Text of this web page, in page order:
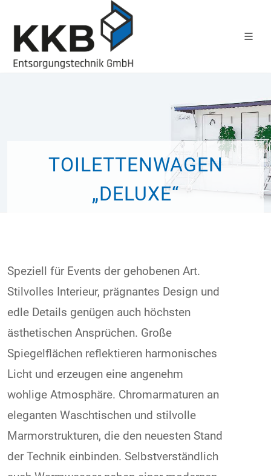
TOILETTENWAGEN
„DELUXE“
Speziell für Events der gehobenen Art.
Stilvolles Interieur, prägnantes Design und
edle Details genügen auch höchsten
ästhetischen Ansprüchen. Große
Spiegelflächen reflektieren harmonisches
Licht und erzeugen eine angenehm
wohlige Atmosphäre. Chromarmaturen an
eleganten Waschtischen und stilvolle
Marmorstrukturen, die den neuesten Stand
der Technik einbinden. Selbstverständlich